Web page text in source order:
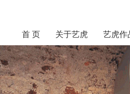
首 页 关于艺虎 艺虎作